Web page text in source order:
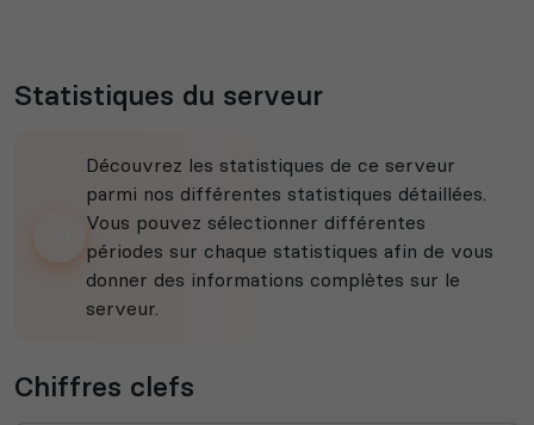
Statistiques du serveur
Découvrez les statistiques de ce serveur
parmi nos différentes statistiques détaillées.
Vous pouvez sélectionner différentes
périodes sur chaque statistiques afin de vous
donner des informations complètes sur le
serveur.
Chiffres clefs